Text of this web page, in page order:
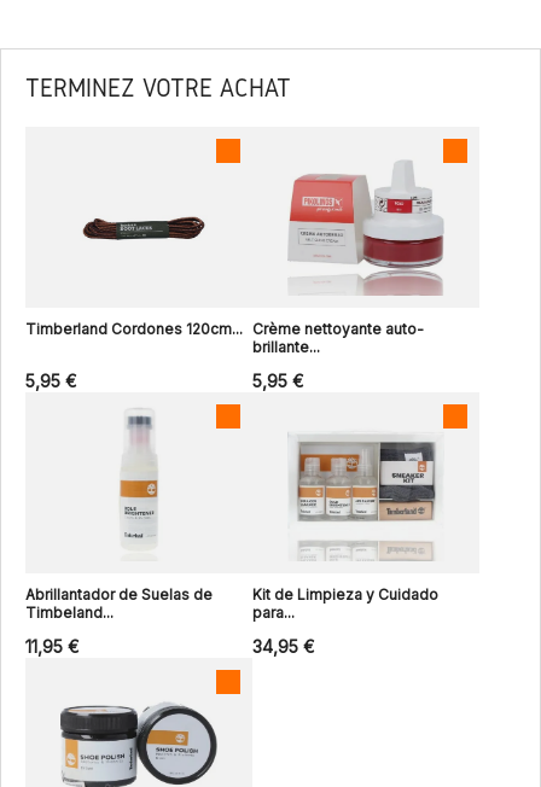
TERMINEZ VOTRE ACHAT
Timberland Cordones 120cm...
5,95 €
Crème nettoyante auto-
brillante...
5,95 €
Abrillantador de Suelas de
Timbeland...
11,95 €
Kit de Limpieza y Cuidado
para...
34,95 €